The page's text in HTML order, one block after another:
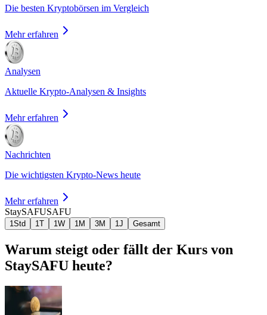
Die besten Kryptobörsen im Vergleich
Mehr erfahren
Analysen
Aktuelle Krypto-Analysen & Insights
Mehr erfahren
Nachrichten
Die wichtigsten Krypto-News heute
Mehr erfahren
StaySAFUSAFU
1Std 1T 1W 1M 3M 1J Gesamt
Warum steigt oder fällt der Kurs von
StaySAFU heute?